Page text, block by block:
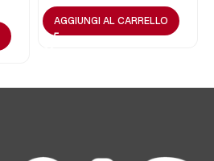
AGGIUNGI AL CARRELLO